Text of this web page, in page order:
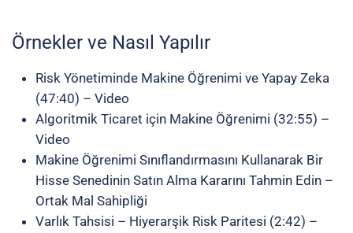
Örnekler ve Nasıl Yapılır
Risk Yönetiminde Makine Öğrenimi ve Yapay Zeka
(47:40) – Video
Algoritmik Ticaret için Makine Öğrenimi (32:55) –
Video
Makine Öğrenimi Sınıflandırmasını Kullanarak Bir
Hisse Senedinin Satın Alma Kararını Tahmin Edin –
Ortak Mal Sahipliği
Varlık Tahsisi – Hiyerarşik Risk Paritesi (2:42) –